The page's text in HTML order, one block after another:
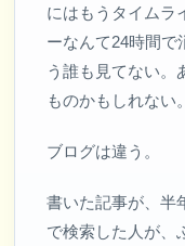
にはもうタイムラ
ーなんて24時間で
う誰も見てない。
ものかもしれない。
ブログは違う。
書いた記事が、半
で検索した人が、